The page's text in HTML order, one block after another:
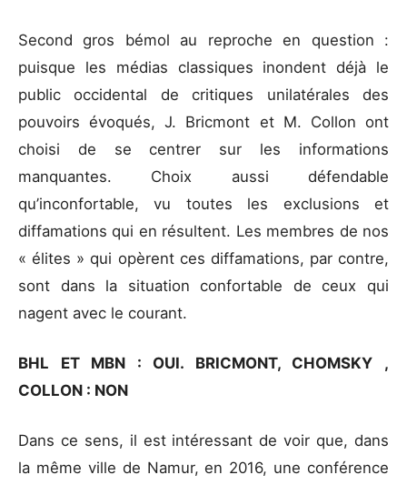
Second gros bémol au reproche en question :
puisque les médias classiques inondent déjà le
public occidental de critiques unilatérales des
pouvoirs évoqués, J. Bricmont et M. Collon ont
choisi de se centrer sur les informations
manquantes. Choix aussi défendable
qu’inconfortable, vu toutes les exclusions et
diffamations qui en résultent. Les membres de nos
« élites » qui opèrent ces diffamations, par contre,
sont dans la situation confortable de ceux qui
nagent avec le courant.
BHL ET MBN : OUI. BRICMONT, CHOMSKY ,
COLLON : NON
Dans ce sens, il est intéressant de voir que, dans
la même ville de Namur, en 2016, une conférence